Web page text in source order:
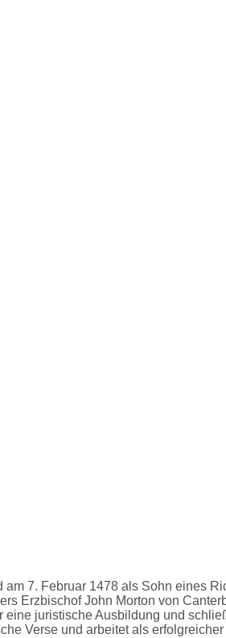
7. Februar 1478 als Sohn eines
Erzbischof John Morton von
juristische Ausbildung und
Verse und arbeitet als